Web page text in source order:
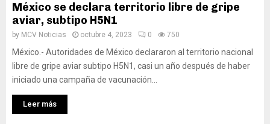
México se declara territorio libre de gripe
aviar, subtipo H5N1
by MCV Noticias octubre 4, 2023 0 750
México.- Autoridades de México declararon al territorio nacional
libre de gripe aviar subtipo H5N1, casi un año después de haber
iniciado una campaña de vacunación...
Leer más